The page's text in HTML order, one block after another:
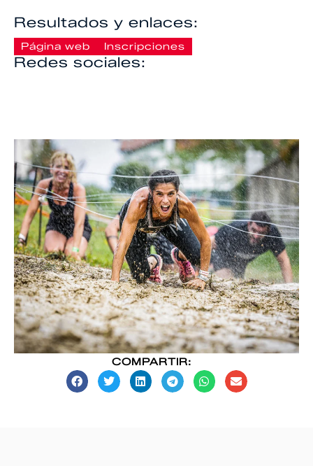
Resultados y enlaces:
Página web Inscripciones
Redes sociales:
COMPARTIR: